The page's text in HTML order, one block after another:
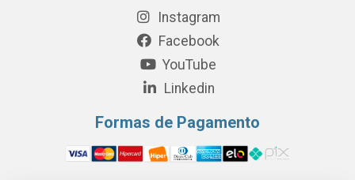
Instagram
Facebook
YouTube
Linkedin
Formas de Pagamento